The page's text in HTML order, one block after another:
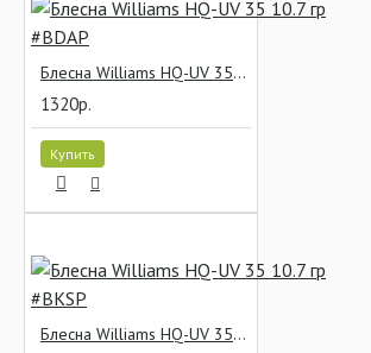
Блесна Williams HQ-UV 35 10.7 гр #BDAP
1320р.
Купить
Блесна Williams HQ-UV 35 10.7 гр #BKSP